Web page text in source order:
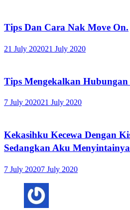
Tips Dan Cara Nak Move On.
21 July 202021 July 2020
Tips Mengekalkan
7 July 202021 July 2020
Kekasihku Kecewa Dengan
Sedangkan Aku
7 July 20207 July 2020